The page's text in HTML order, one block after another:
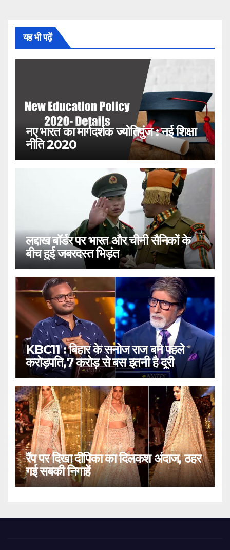
यह भी पढ़ें
नए भारत का मार्गदर्शक ज्योतिपुंज : नई शिक्षा
नीति 2020
लद्दाख बॉर्डर पर भारत और चीनी सैनिकों के
बीच हुई जबरदस्त भिड़ंत
KBC11 : बिहार के सनोज राज बने पहले
करोड़पति,7 करोड़ से बस इतनी है दूरी
रैंप पर दिखा दीपिका का दिलकश अंदाज, ठहर
गई सबकी निगाहें